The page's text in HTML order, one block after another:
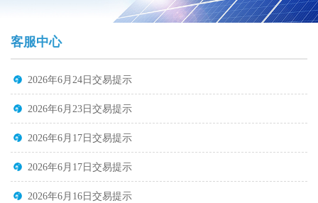
客服中心
2026年6月24日交易提示
2026年6月23日交易提示
2026年6月17日交易提示
2026年6月17日交易提示
2026年6月16日交易提示